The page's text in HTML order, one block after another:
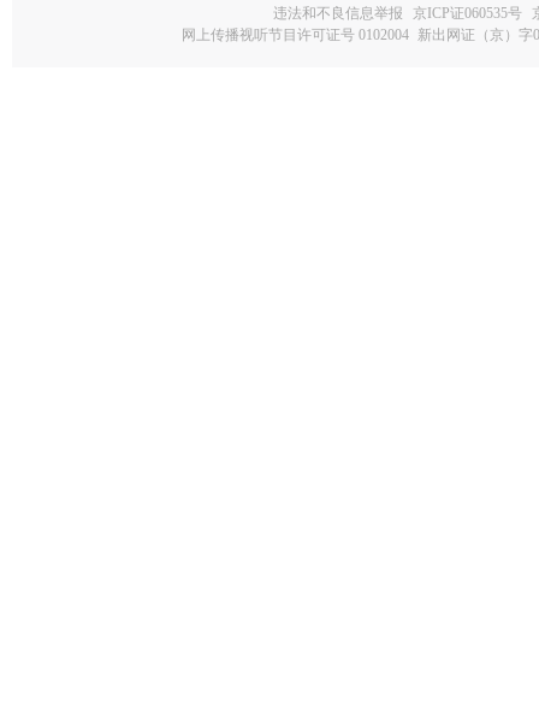
违法和不良信息举报 京ICP证060535号
网上传播视听节目许可证号 0102004 新出网证（京）